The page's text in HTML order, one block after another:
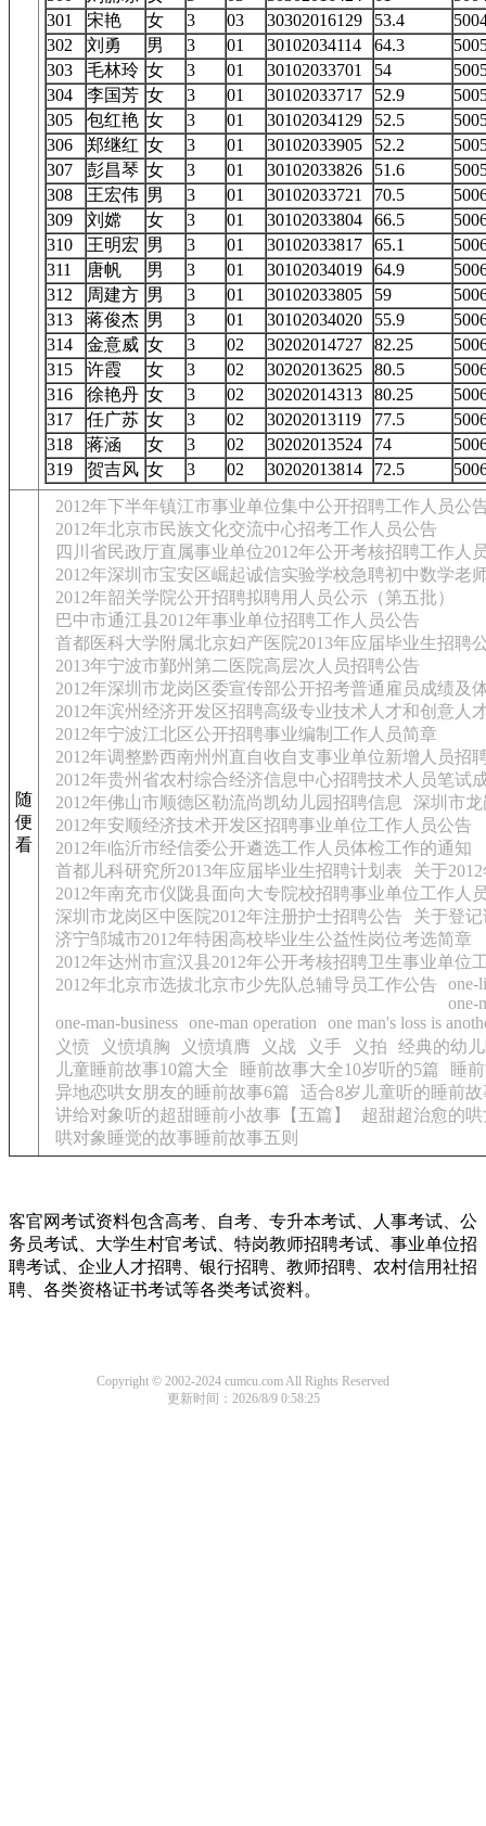
301
宋艳 女 3 03 30302016129 53.4
302
刘勇 男 3 01 30102034114 64.3
303
毛林玲 女 3 01 30102033701 54
304
李国芳 女 3 01 30102033717 52.9
305
包红艳 女 3 01 30102034129 52.5
306
郑继红 女 3 01 30102033905 52.2
307
彭昌琴 女 3 01 30102033826 51.6
308
王宏伟 男 3 01 30102033721 70.5
309
刘嫦 女 3 01 30102033804 66.5
310
王明宏 男 3 01 30102033817 65.1
311
唐帆 男 3 01 30102034019 64.9
312
周建方 男 3 01 30102033805 59
313
蒋俊杰 男 3 01 30102034020 55.9
314
金意威 女 3 02 30202014727 82.25
315
许霞 女 3 02 30202013625 80.5
316
徐艳丹 女 3 02 30202014313 80.25
317
任广苏 女 3 02 30202013119 77.5
318
蒋涵 女 3 02 30202013524 74
319
贺吉风 女 3 02 30202013814 72.5
随
便
看
2012年下半年镇江市事业单位集中公开招聘工作人员公
2012年北京市民族文化交流中心招考工作人员公告
四川省民政厅直属事业单位2012年公开考核招聘工作人
2012年深圳市宝安区崛起诚信实验学校急聘初中数学老
2012年韶关学院公开招聘拟聘用人员公示（第五批）
巴中市通江县2012年事业单位招聘工作人员公告
首都医科大学附属北京妇产医院2013年应届毕业生招聘
2013年宁波市鄞州第二医院高层次人员招聘公告
2012年深圳市龙岗区委宣传部公开招考普通雇员成绩及
2012年滨州经济开发区招聘高级专业技术人才和创意人
2012年宁波江北区公开招聘事业编制工作人员简章
2012年调整黔西南州州直自收自支事业单位新增人员招
2012年贵州省农村综合经济信息中心招聘技术人员笔试
2012年佛山市顺德区勒流尚凯幼儿园招聘信息
深圳市
2012年安顺经济技术开发区招聘事业单位工作人员公告
2012年临沂市经信委公开遴选工作人员体检工作的通知
首都儿科研究所2013年应届毕业生招聘计划表
关于
2012年南充市仪陇县面向大专院校招聘事业单位工作人
深圳市龙岗区中医院2012年注册护士招聘公告
关于登
济宁邹城市2012年特困高校毕业生公益性岗位考选简章
2012年达州市宣汉县2012年公开考核招聘卫生事业单位
2012年北京市选拔北京市少先队总辅导员工作公告
one-
one-
one-man-business one-man operation
one man's loss is
义愤
义愤填胸 义愤填膺 义战 义手 义拍
经典的幼
儿童睡前故事10篇大全
睡前故事大全10岁听的5篇
睡
异地恋哄女朋友的睡前故事6篇
适合8岁儿童听的睡前
讲给对象听的超甜睡前小故事【五篇】
超甜超治愈的
哄对象睡觉的故事睡前故事五则
客官网考试资料包含高考、自考、专升本考试、人事考试、公
务员考试、大学生村官考试、特岗教师招聘考试、事业单位招
聘考试、企业人才招聘、银行招聘、教师招聘、农村信用社招
聘、各类资格证书考试等各类考试资料。
Copyright © 2002-2024 cumcu.com All Rights Reserved
更新时间：2026/8/9 0:58:25